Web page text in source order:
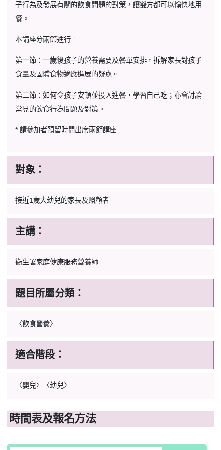
子行為及發展有關的飲食問題的對策，讓雙方都可以愉快地用
餐。
本講座分兩節進行：
第一節：一歲後孩子的營養需要及餐單安排，拆解家長對孩子
食量及固體食物適應進展的疑慮。
第二節：如何令孩子安頓並投入進餐，學習自己吃；亦會討論
常見的飲食行為問題及對策。
* 請參加者預留時間出席兩節講座
對象：
接近1歲大幼兒的家長及照顧者
主講：
衞生署家庭健康服務營養師
題目所屬分類：
〈飲食營養〉
適合階段：
〈嬰兒〉〈幼兒〉
時間表及報名方法